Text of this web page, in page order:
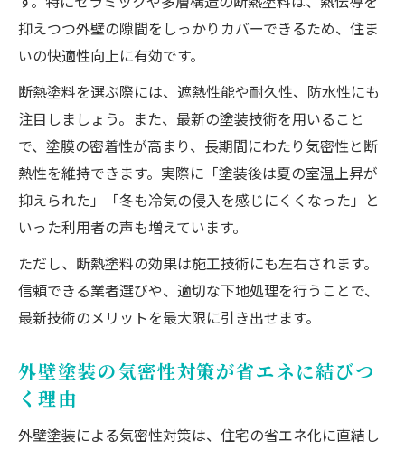
抑えつつ外壁の隙間をしっかりカバーできるため、住ま
いの快適性向上に有効です。
断熱塗料を選ぶ際には、遮熱性能や耐久性、防水性にも
注目しましょう。また、最新の塗装技術を用いること
で、塗膜の密着性が高まり、長期間にわたり気密性と断
熱性を維持できます。実際に「塗装後は夏の室温上昇が
抑えられた」「冬も冷気の侵入を感じにくくなった」と
いった利用者の声も増えています。
ただし、断熱塗料の効果は施工技術にも左右されます。
信頼できる業者選びや、適切な下地処理を行うことで、
最新技術のメリットを最大限に引き出せます。
外壁塗装の気密性対策が省エネに結びつ
く理由
外壁塗装による気密性対策は、住宅の省エネ化に直結し